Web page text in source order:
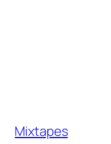
Mixtapes